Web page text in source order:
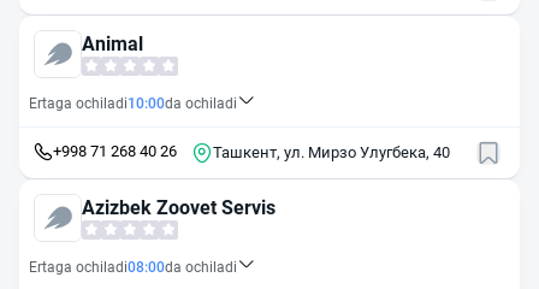
Animal
Ertaga ochiladi10:00da ochiladi
+998 71 268 40 26 Ташкент, ул. Мирзо Улугбека, 40
Azizbek Zoovet Servis
Ertaga ochiladi08:00da ochiladi